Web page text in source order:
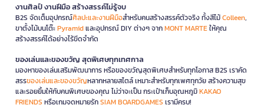
งานศิลป์ งานฝีมือ สร้างสรรค์ไม่รู้จบ
B2S จัดเต็มอุปกรณ์ศิลปะและงานฝีมือสำหรับคนสร้างสรรค์ตัวจริง ทั้งสีไม้Colleen,
ขาตั้งไม้บนโต๊ะPyramidและอุปกรณ์ DIY ต่างๆ จากMONT MARTEให้คุณ
สร้างสรรค์ได้อย่างไร้ขีดจำกัด
ของเล่นและของขวัญ สุดพิเศษทุกเทศกาล
มองหาของเล่นเสริมพัฒนาการ หรือของขวัญสุดพิเศษสำหรับทุกโอกาส B2S เราคัด
สรรของเล่นและของขวัญหลากหลายสไตล์ เหมาะสำหรับทุกเพศทุกวัย สร้างความสุข
และรอยยิ้มให้กับคนพิเศษของคุณ ไม่ว่าจะเป็น กระเป๋าเก็บอุณหภูมิKAKAO
FRIENDS หรือเกมจดหมายรักSIAM BOARDGAMES เรามีครบ!